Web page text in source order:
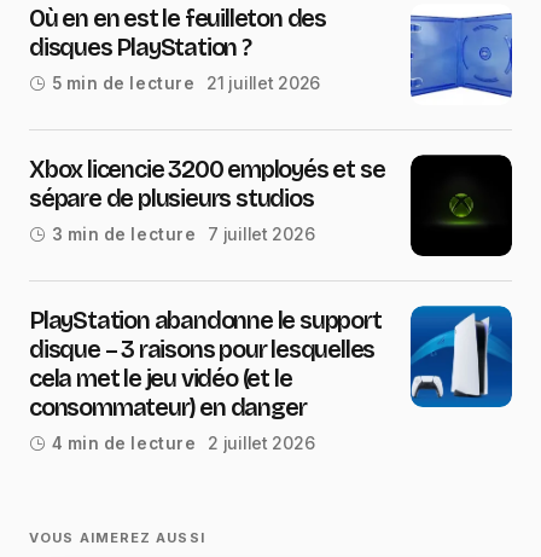
Où en en est le feuilleton des
disques PlayStation ?
5 min de lecture 21 juillet 2026
Xbox licencie 3200 employés et se
sépare de plusieurs studios
3 min de lecture 7 juillet 2026
PlayStation abandonne le support
disque – 3 raisons pour lesquelles
cela met le jeu vidéo (et le
consommateur) en danger
4 min de lecture 2 juillet 2026
VOUS AIMEREZ AUSSI